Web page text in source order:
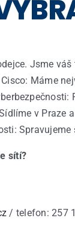
. Jsme váš
Máme
:
v Praze a
: Spravujeme
sítí?
/ telefon: 257